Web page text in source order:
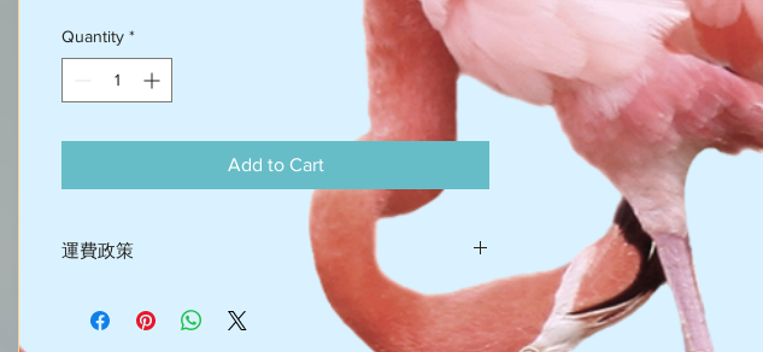
Quantity *
Add to Cart
運費政策
-送貨屯門$60-$75 , 荃灣 $105-$110